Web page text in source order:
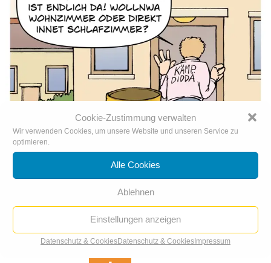
Cookie-Zustimmung verwalten
Wir verwenden Cookies, um unsere Website und unseren Service zu
optimieren.
Alle Cookies
Ablehnen
Einstellungen anzeigen
Datenschutz & CookiesDatenschutz & CookiesImpressum
Heizungstausch zum Atomausstieg